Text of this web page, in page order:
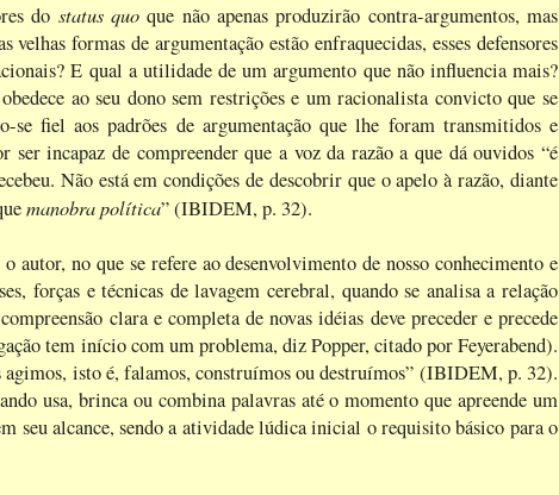
do status quo que não apenas produzirão contra-argumentos, mas
velhas formas de argumentação estão enfraquecidas, esses defensores
E qual a utilidade de um argumento que não influencia mais?
ao seu dono sem restrições e um racionalista convicto que se
se fiel aos padrões de argumentação que lhe foram transmitidos e
ser incapaz de compreender que a voz da razão a que dá ouvidos “é
Não está em condições de descobrir que o apelo à razão, diante
manobra política” (IBIDEM, p. 32).
no que se refere ao desenvolvimento de nosso conhecimento e
forças e técnicas de lavagem cerebral, quando se analisa a relação
clara e completa de novas idéias deve preceder e precede
tem início com um problema, diz Popper, citado por Feyerabend).
isto é, falamos, construímos ou destruímos” (IBIDEM, p. 32).
usa, brinca ou combina palavras até o momento que apreende um
seu alcance, sendo a atividade lúdica inicial o requisito básico para o